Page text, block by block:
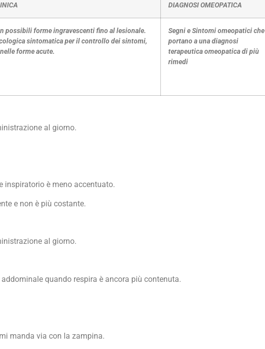
DIAGNOSI OMEOPATICA
possibili forme ingravescenti fino al lesionale.
sintomatica per il controllo dei sintomi,
forme acute.
Segni e Sintomi omeopatici che
portano a una diagnosi
terapeutica omeopatica di più
rimedi
al giorno.
inspiratorio è meno accentuato.
e non è più costante.
al giorno.
quando respira è ancora più contenuta.
manda via con la zampina.